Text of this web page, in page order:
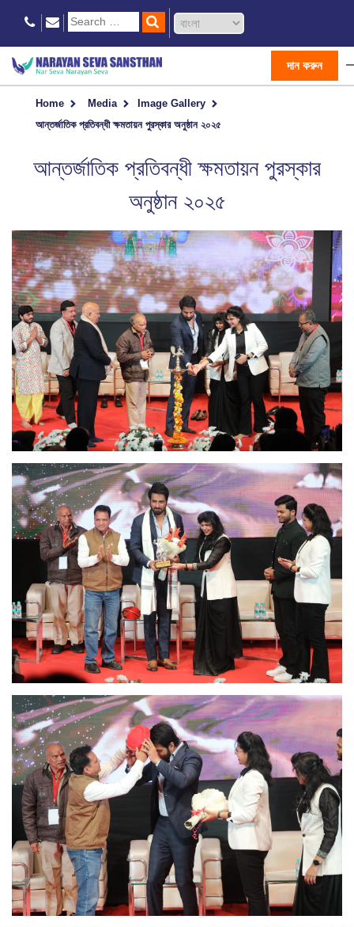
দান করুন
Home Media
Image Gallery
আন্তর্জাতিক প্রতিবন্ধী ক্ষমতায়ন পুরস্কার অনুষ্ঠান ২০২৫
আন্তর্জাতিক প্রতিবন্ধী ক্ষমতায়ন পুরস্কার
অনুষ্ঠান ২০২৫